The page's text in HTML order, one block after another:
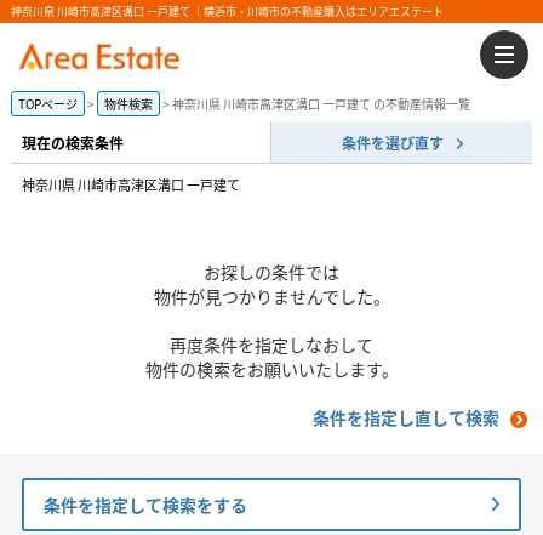
神奈川県 川崎市高津区溝口 一戸建て ｜横浜市・川崎市の不動産購入はエリアエステート
TOPページ 物件検索 神奈川県 川崎市高津区溝口 一戸建て の不動産情報一覧
現在の検索条件 条件を選び直す
神奈川県 川崎市高津区溝口 一戸建て
お探しの条件では
物件が見つかりませんでした。
再度条件を指定しなおして
物件の検索をお願いいたします。
条件を指定し直して検索
条件を指定して検索をする